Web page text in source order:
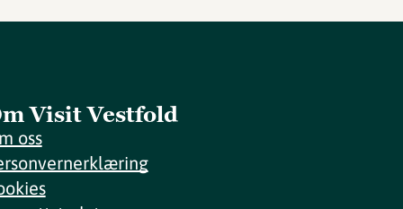
Visit Vestfold
oss